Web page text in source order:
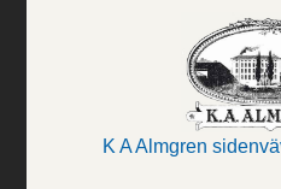
K A Almgren